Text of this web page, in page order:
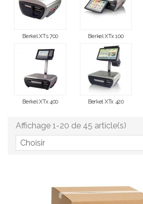
Berkel XTs 700 Berkel XTx 100
Berkel XTx 400 Berkel XTx 420
Choisir
Affichage 1-20 de 45 article(s)